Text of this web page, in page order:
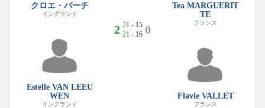
クロエ・バーチ
イングランド
Estelle VAN LEEU
WEN
イングランド
2 21 - 15
21 - 16 0
Tea MARGUERIT
TE
フランス
Flavie VALLET
フランス